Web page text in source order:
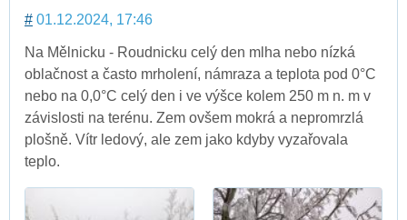
# 01.12.2024, 17:46
Na Mělnicku - Roudnicku celý den mlha nebo nízká
oblačnost a často mrholení, námraza a teplota pod 0°C
nebo na 0,0°C celý den i ve výšce kolem 250 m n. m v
závislosti na terénu. Zem ovšem mokrá a nepromrzlá
plošně. Vítr ledový, ale zem jako kdyby vyzařovala
teplo.